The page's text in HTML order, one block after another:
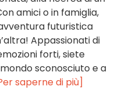
amici o in famiglia,
futuristica
Appassionati di
forti, siete
sconosciuto e a
saperne di più]